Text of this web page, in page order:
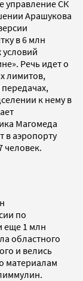
управление СК
Арашукова
в 6 млн
Речь идет о
лимитов,
к нему в
Магомеда
в аэропорту
человек.
по
еще 1 млн
областного
и велись
материалам